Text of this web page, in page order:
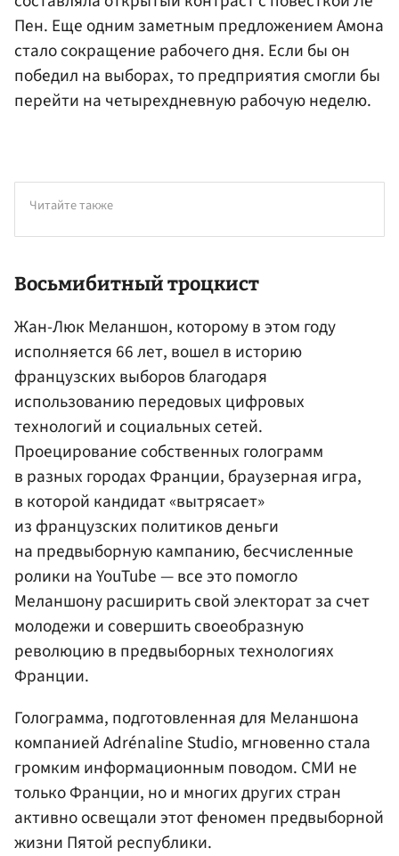
Пен. Еще одним заметным предложением Амона
стало сокращение рабочего дня. Если бы он
победил на выборах, то предприятия смогли бы
перейти на четырехдневную рабочую неделю.
Читайте также
Восьмибитный троцкист
Жан-Люк Меланшон, которому в этом году
исполняется 66 лет, вошел в историю
французских выборов благодаря
использованию передовых цифровых
технологий и социальных сетей.
Проецирование собственных голограмм
в разных городах Франции, браузерная игра,
в которой кандидат «вытрясает»
из французских политиков деньги
на предвыборную кампанию, бесчисленные
ролики на YouTube — все это помогло
Меланшону расширить свой электорат за счет
молодежи и совершить своеобразную
революцию в предвыборных технологиях
Франции.
Голограмма, подготовленная для Меланшона
компанией Adrénaline Studio, мгновенно стала
громким информационным поводом. СМИ не
только Франции, но и многих других стран
активно освещали этот феномен предвыборной
жизни Пятой республики.